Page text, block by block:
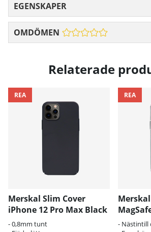
EGENSKAPER
OMDÖMEN
Relaterade
REA
Merskal Slim Cover
iPhone 12 Pro Max Black
- 0,8mm tunt
REA
Max
- Nästintill